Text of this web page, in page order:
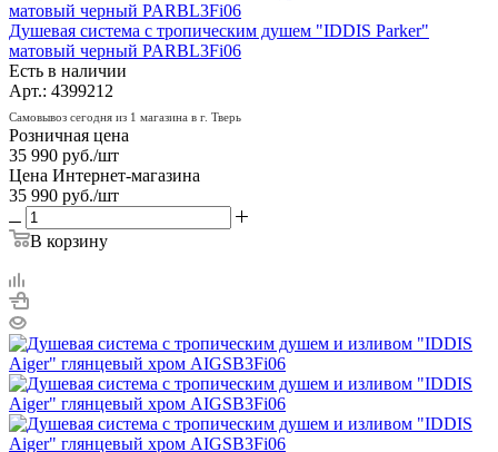
Душевая система с тропическим душем "IDDIS Parker"
матовый черный PARBL3Fi06
Есть в наличии
Арт.: 4399212
Самовывоз сегодня из 1 магазина в г. Тверь
Розничная цена
35 990 руб./шт
Цена Интернет-магазина
35 990 руб./шт
В корзину